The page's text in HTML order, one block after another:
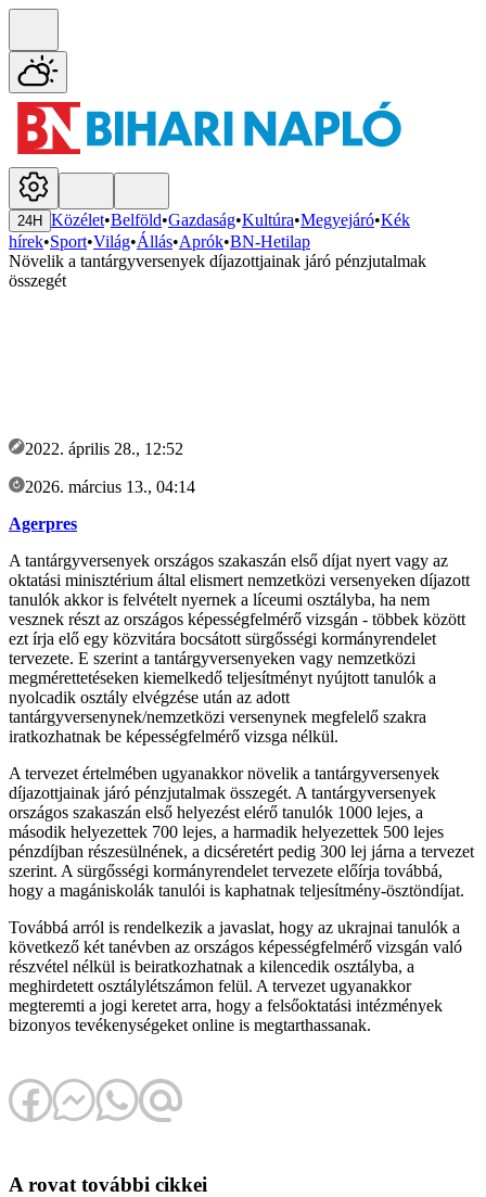
24H Közélet•Belföld•Gazdaság•Kultúra•Megyejáró•Kék
hírek•Sport•Világ•Állás•Aprók•BN-Hetilap
Növelik a tantárgyversenyek díjazottjainak járó pénzjutalmak
összegét
2022. április 28., 12:52
2026. március 13., 04:14
Agerpres
A tantárgyversenyek országos szakaszán első díjat nyert vagy az
oktatási minisztérium által elismert nemzetközi versenyeken díjazott
tanulók akkor is felvételt nyernek a líceumi osztályba, ha nem
vesznek részt az országos képességfelmérő vizsgán - többek között
ezt írja elő egy közvitára bocsátott sürgősségi kormányrendelet
tervezete. E szerint a tantárgyversenyeken vagy nemzetközi
megmérettetéseken kiemelkedő teljesítményt nyújtott tanulók a
nyolcadik osztály elvégzése után az adott
tantárgyversenynek/nemzetközi versenynek megfelelő szakra
iratkozhatnak be képességfelmérő vizsga nélkül.
A tervezet értelmében ugyanakkor növelik a tantárgyversenyek
díjazottjainak járó pénzjutalmak összegét. A tantárgyversenyek
országos szakaszán első helyezést elérő tanulók 1000 lejes, a
második helyezettek 700 lejes, a harmadik helyezettek 500 lejes
pénzdíjban részesülnének, a dicséretért pedig 300 lej járna a tervezet
szerint. A sürgősségi kormányrendelet tervezete előírja továbbá,
hogy a magániskolák tanulói is kaphatnak teljesítmény-ösztöndíjat.
Továbbá arról is rendelkezik a javaslat, hogy az ukrajnai tanulók a
következő két tanévben az országos képességfelmérő vizsgán való
részvétel nélkül is beiratkozhatnak a kilencedik osztályba, a
meghirdetett osztálylétszámon felül. A tervezet ugyanakkor
megteremti a jogi keretet arra, hogy a felsőoktatási intézmények
bizonyos tevékenységeket online is megtarthassanak.
A rovat további cikkei